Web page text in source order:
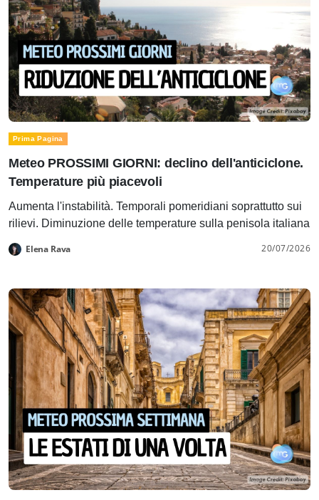
Prima Pagina
Meteo PROSSIMI GIORNI: declino dell'anticiclone.
Temperature più piacevoli
Aumenta l'instabilità. Temporali pomeridiani soprattutto sui
rilievi. Diminuzione delle temperature sulla penisola italiana
Elena Rava 20/07/2026